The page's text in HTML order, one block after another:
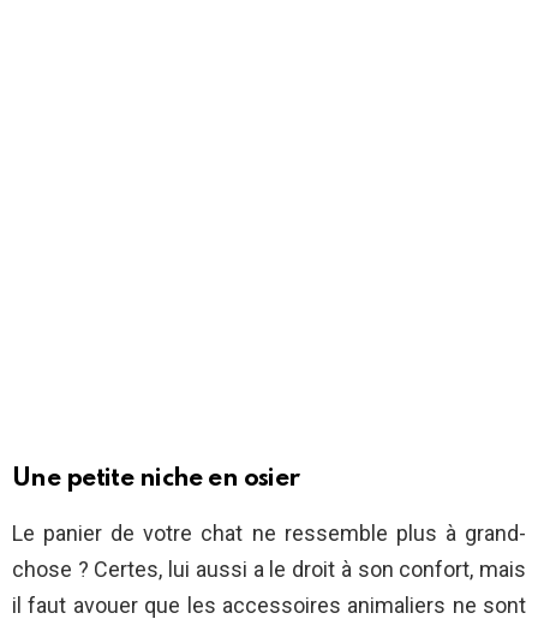
Une petite niche en osier
Le panier de votre chat ne ressemble plus à grand-
chose ? Certes, lui aussi a le droit à son confort, mais
il faut avouer que les accessoires animaliers ne sont